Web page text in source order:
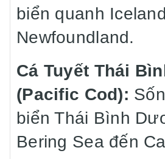
biển quanh
Newfoundland.
Cá Tuyết Thái
(Pacific Cod):
biển Thái Bình
Bering Sea đến